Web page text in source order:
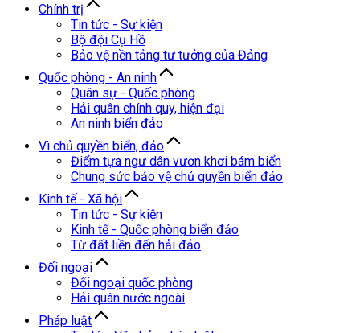
Chính trị
Tin tức - Sự kiện
Bộ đội Cụ Hồ
Bảo vệ nền tảng tư tưởng của Đảng
Quốc phòng - An ninh
Quân sự - Quốc phòng
Hải quân chính quy, hiện đại
An ninh biển đảo
Vì chủ quyền biển, đảo
Điểm tựa ngư dân vươn khơi bám biển
Chung sức bảo vệ chủ quyền biển đảo
Kinh tế - Xã hội
Tin tức - Sự kiện
Kinh tế - Quốc phòng biển đảo
Từ đất liền đến hải đảo
Đối ngoại
Đối ngoại quốc phòng
Hải quân nước ngoài
Pháp luật